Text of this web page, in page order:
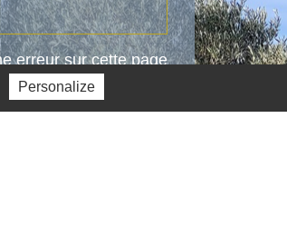
erreur sur cette page
Personalize